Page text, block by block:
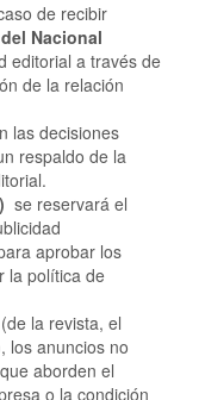
de recibir
Nacional
editorial a través de
de la relación
las decisiones
respaldo de la
se reservará el
aprobar los
la política de
la revista, el
los anuncios no
aborden el
o la condición